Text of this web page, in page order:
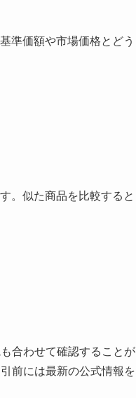
準価額や市場価格とどう
。似た商品を比較すると
合わせて確認することが
前には最新の公式情報を